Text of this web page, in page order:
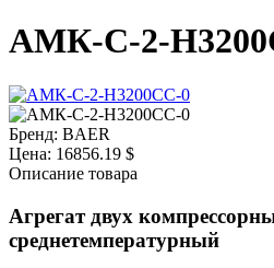
АМК-С-2-
Бренд: BAER
Цена: 16856.19 $
Описание товара
Агрегат двух
среднетемпературный